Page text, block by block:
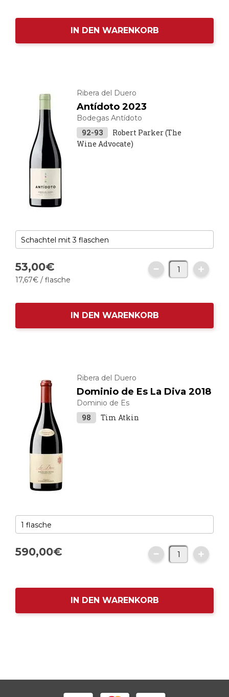
IN DEN WARENKORB
Ribera del Duero
Antídoto 2023
Bodegas Antídoto
92-93
Robert Parker (The
Wine Advocate)
53,00€
17,67€ / flasche
IN DEN WARENKORB
Ribera del Duero
Dominio de Es La Diva 2018
Dominio de Es
98 Tim Atkin
590,00€
IN DEN WARENKORB